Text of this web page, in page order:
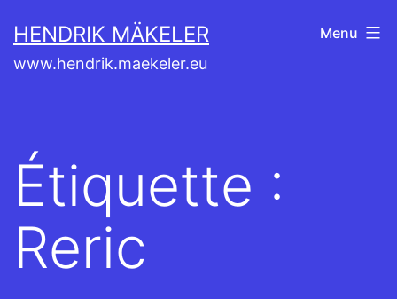
au
contenu
HENDRIK MÄKELER
www.hendrik.maekeler.eu
Menu
Étiquette :
Reric